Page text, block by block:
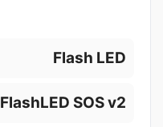
Flash LED
FlashLED SOS v2